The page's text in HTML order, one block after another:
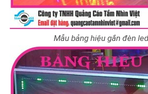
Mẫu bảng hiệu gắn đèn